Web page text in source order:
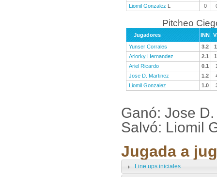
Liomil Gonzalez L 0
Pitcheo
Jugadores INN
Yunser Corrales
3.2
Ariorky Hernandez
2.1
Ariel Ricardo
0.1
Jose D. Martinez
1.2
Liomil Gonzalez
1.0
Ganó: Jose
Salvó: Liomil
Jugada a
Line ups iniciales